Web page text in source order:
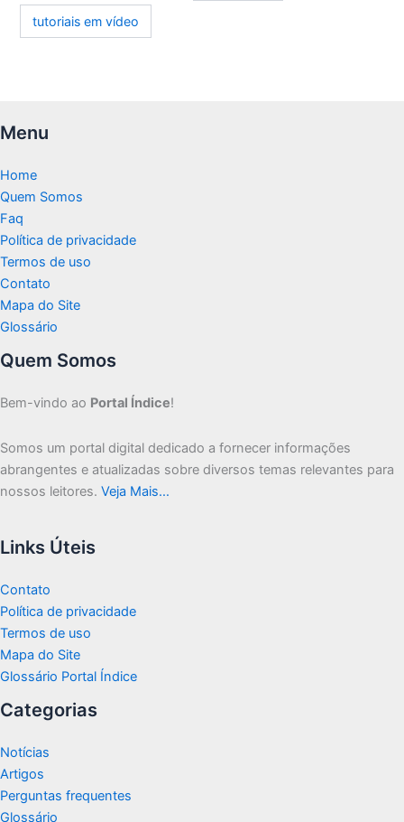
tutoriais em vídeo
Menu
Home
Quem Somos
Faq
Política de privacidade
Termos de uso
Contato
Mapa do Site
Glossário
Quem Somos
Bem-vindo ao Portal Índice!
Somos um portal digital dedicado a fornecer informações
abrangentes e atualizadas sobre diversos temas relevantes para
nossos leitores. Veja Mais…
Links Úteis
Contato
Política de privacidade
Termos de uso
Mapa do Site
Glossário Portal Índice
Categorias
Notícias
Artigos
Perguntas frequentes
Glossário